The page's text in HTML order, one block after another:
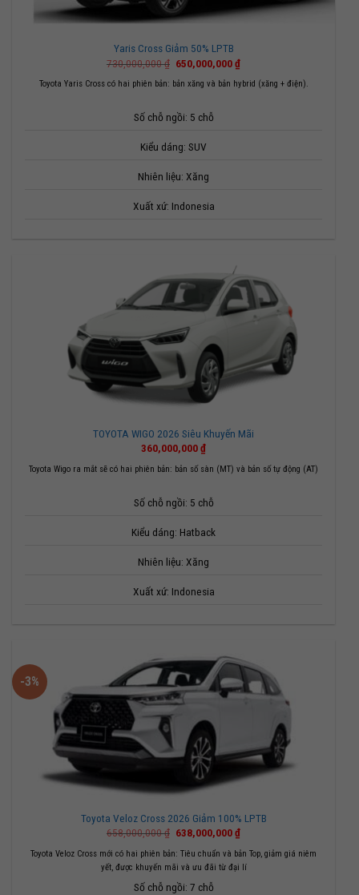
Yaris Cross Giảm 50% LPTB
730,000,000₫ Giá
là:
650,000,000₫Giá
tại
Toyota Yaris Cross có hai phiên bản: bản xăng và bản hybrid (xăng + điện).
Số chỗ ngồi: 5 chỗ
Kiểu dáng: SUV
Nhiên liệu: Xăng
Xuất xứ: Indonesia
TOYOTA WIGO 2026 Siêu Khuyến Mãi
360,000,000₫
Toyota Wigo ra mắt sẽ có hai phiên bản: bản số sàn (MT) và bản số tự động (AT)
Số chỗ ngồi: 5 chỗ
Kiểu dáng: Hatback
Nhiên liệu: Xăng
Xuất xứ: Indonesia
-3%
Toyota Veloz Cross 2026 Giảm 100% LPTB
658,000,000₫ Giá
là:
658,000,000 ₫.
638,000,000₫Giá
tại
là:
638,000,000 ₫.
Toyota Veloz Cross mới có hai phiên bản: Tiêu chuẩn và bản Top, giảm giá niêm
yết, được khuyến mãi và ưu đãi từ đại lí
Số chỗ ngồi: 7 chỗ